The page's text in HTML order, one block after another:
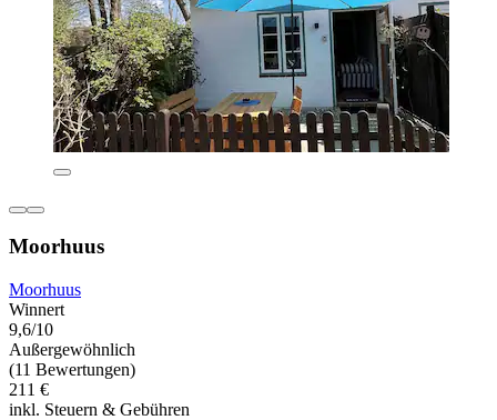
Moorhuus
Moorhuus
Winnert
9,6/10
Außergewöhnlich
(11 Bewertungen)
211 €
inkl. Steuern & Gebühren